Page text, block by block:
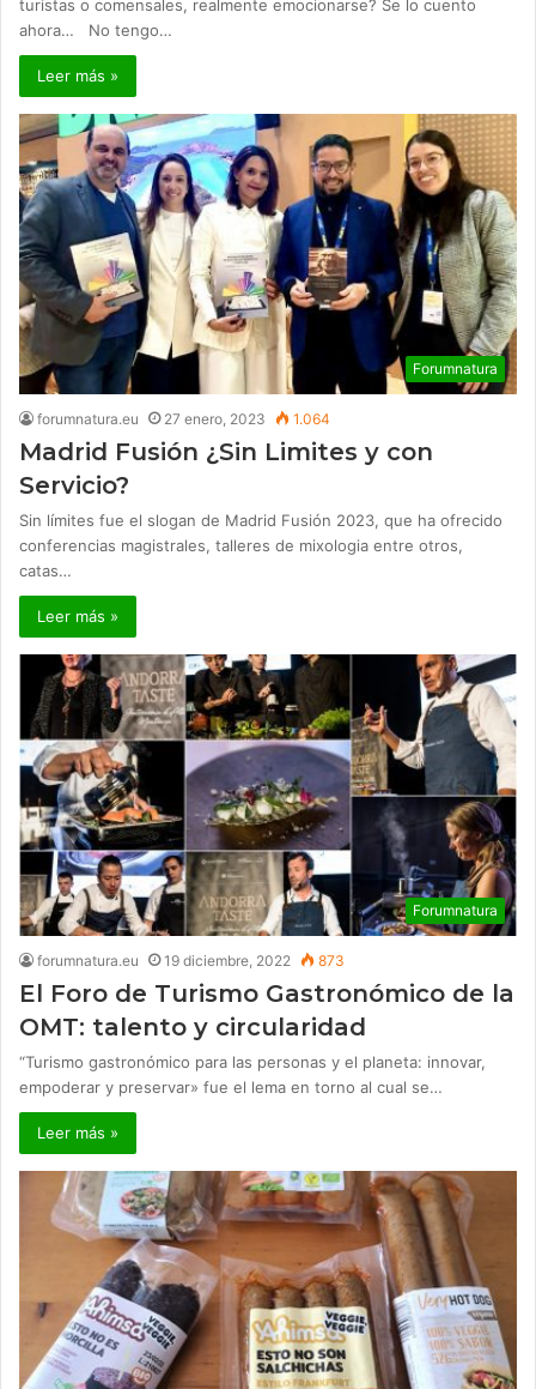
turistas o comensales, realmente emocionarse? Se lo cuento
ahora… No tengo…
Leer más »
Forumnatura
forumnatura.eu 27 enero, 2023 1.064
Madrid Fusión ¿Sin Limites y con
Servicio?
Sin límites fue el slogan de Madrid Fusión 2023, que ha ofrecido
conferencias magistrales, talleres de mixologia entre otros,
catas…
Leer más »
Forumnatura
forumnatura.eu 19 diciembre, 2022 873
El Foro de Turismo Gastronómico de la
OMT: talento y circularidad
“Turismo gastronómico para las personas y el planeta: innovar,
empoderar y preservar» fue el lema en torno al cual se…
Leer más »